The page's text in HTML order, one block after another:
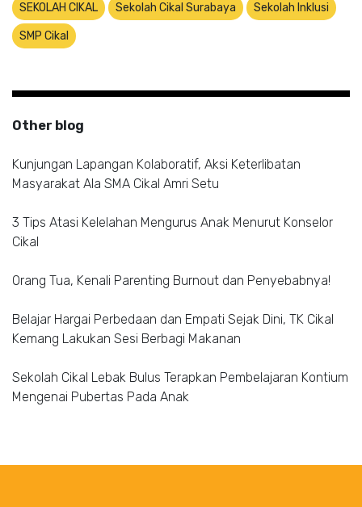
SEKOLAH CIKAL Sekolah Cikal Surabaya Sekolah Inklusi
SMP Cikal
Other blog
Kunjungan Lapangan Kolaboratif, Aksi Keterlibatan
Masyarakat Ala SMA Cikal Amri Setu
3 Tips Atasi Kelelahan Mengurus Anak Menurut Konselor
Cikal
Orang Tua, Kenali Parenting Burnout dan Penyebabnya!
Belajar Hargai Perbedaan dan Empati Sejak Dini, TK Cikal
Kemang Lakukan Sesi Berbagi Makanan
Sekolah Cikal Lebak Bulus Terapkan Pembelajaran Kontium
Mengenai Pubertas Pada Anak